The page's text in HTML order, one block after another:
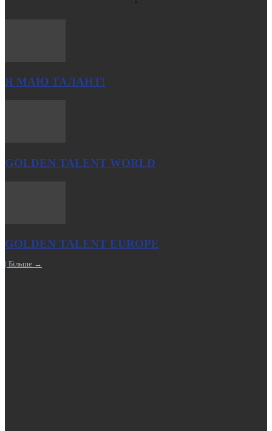
Я МАЮ ТАЛАНТ!
GOLDEN TALENT WORLD
GOLDEN TALENT EUROPE
| Більше →